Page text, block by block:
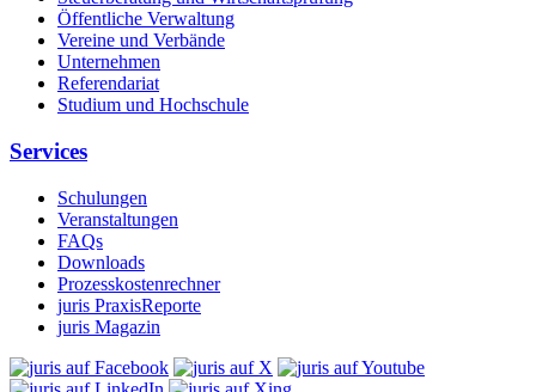
Öffentliche Verwaltung
Vereine und Verbände
Unternehmen
Referendariat
Studium und Hochschule
Services
Schulungen
Veranstaltungen
FAQs
Downloads
Prozesskostenrechner
juris PraxisReporte
juris Magazin